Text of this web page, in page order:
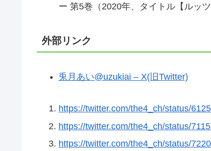
ー 第5巻（2020年、タイトル【ルッ
外部リンク
兎月あい@uzukiai – X(旧Twitter)
https://twitter.com/the4_ch/status/
https://twitter.com/the4_ch/status/
https://twitter.com/the4_ch/status/